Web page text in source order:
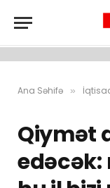
Ana Səhifə »
Qiymət
edəcək: